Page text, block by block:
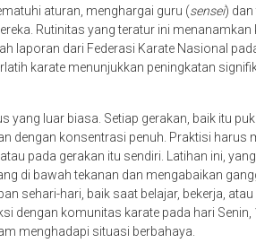
aturan, menghargai guru (sensei) dan
Rutinitas yang teratur ini menanamkan
laporan dari Federasi Karate Nasional
karate menunjukkan peningkatan
yang luar biasa. Setiap gerakan, baik itu
dengan konsentrasi penuh. Praktisi harus
pada gerakan itu sendiri. Latihan ini,
di bawah tekanan dan mengabaikan
sehari-hari, baik saat belajar, bekerja,
dengan komunitas karate pada hari
menghadapi situasi berbahaya.